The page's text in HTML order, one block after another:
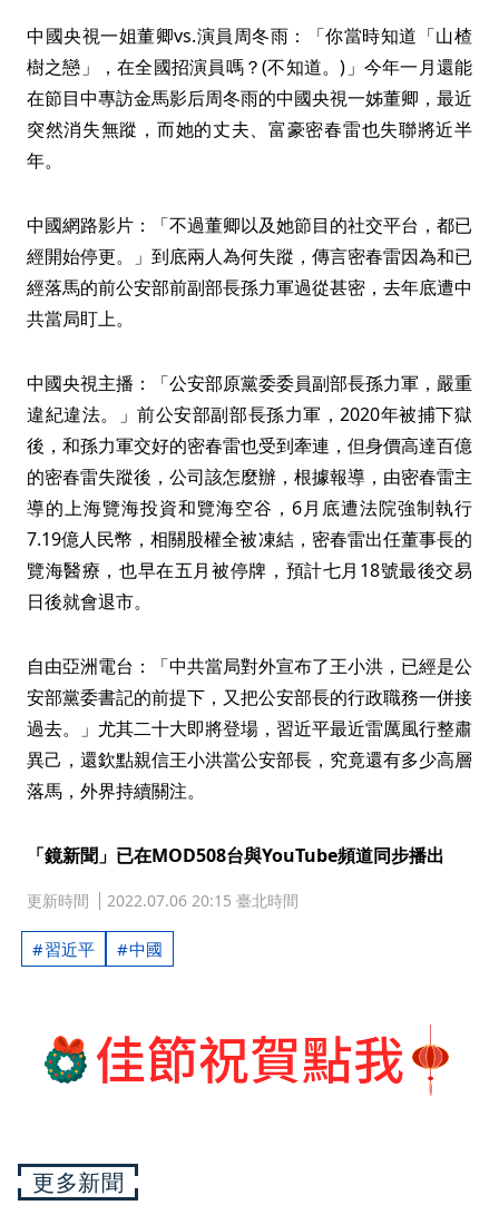
中國央視一姐董卿vs.演員周冬雨：「你當時知道「山楂
樹之戀」，在全國招演員嗎？(不知道。)」今年一月還能
在節目中專訪金馬影后周冬雨的中國央視一姊董卿，最近
突然消失無蹤，而她的丈夫、富豪密春雷也失聯將近半
年。
中國網路影片：「不過董卿以及她節目的社交平台，都已
經開始停更。」到底兩人為何失蹤，傳言密春雷因為和已
經落馬的前公安部前副部長孫力軍過從甚密，去年底遭中
共當局盯上。
中國央視主播：「公安部原黨委委員副部長孫力軍，嚴重
違紀違法。」前公安部副部長孫力軍，2020年被捕下獄
後，和孫力軍交好的密春雷也受到牽連，但身價高達百億
的密春雷失蹤後，公司該怎麼辦，根據報導，由密春雷主
導的上海覽海投資和覽海空谷，6月底遭法院強制執行
7.19億人民幣，相關股權全被凍結，密春雷出任董事長的
覽海醫療，也早在五月被停牌，預計七月18號最後交易
日後就會退市。
自由亞洲電台：「中共當局對外宣布了王小洪，已經是公
安部黨委書記的前提下，又把公安部長的行政職務一併接
過去。」尤其二十大即將登場，習近平最近雷厲風行整肅
異己，還欽點親信王小洪當公安部長，究竟還有多少高層
落馬，外界持續關注。
「鏡新聞」已在MOD508台與YouTube頻道同步播出
更新時間 2022.07.06 20:15 臺北時間
習近平 中國
更多新聞